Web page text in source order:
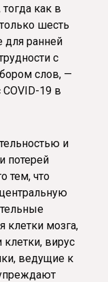
как в
шесть
для ранней
с
слов, —
19 в
и
потерей
тем, что
клетки мозга,
вирус
ведущие к